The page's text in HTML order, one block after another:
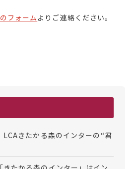
フォーム よりご連絡ください。
LCAきたかる森のインターの“君